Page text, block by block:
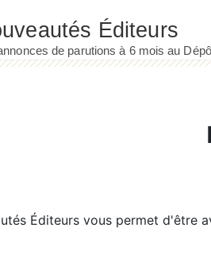
Éditeurs vous permet d'être